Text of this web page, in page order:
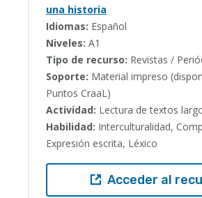
una historia
Idiomas: Español
Niveles: A1
Tipo de recurso: Revistas /
Soporte: Material impreso
Puntos CraaL)
Actividad: Lectura de textos
Habilidad: Interculturalidad,
Expresión escrita, Léxico
Acceder al